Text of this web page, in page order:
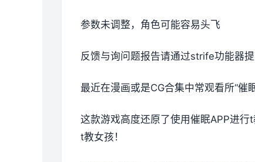
参数未调整，角色可能容易头飞
反馈与询问题报告请通过strife功能器
最近在漫画或是CG合集中常观看所“催
这款游戏高度还原了使用催眠APP进
t教女孩！